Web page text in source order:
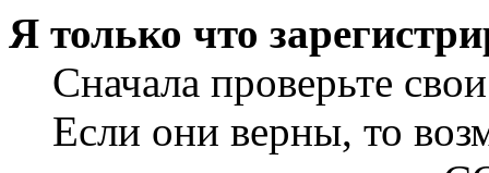
Я только что
Сначала проверьте
Если они верны, то